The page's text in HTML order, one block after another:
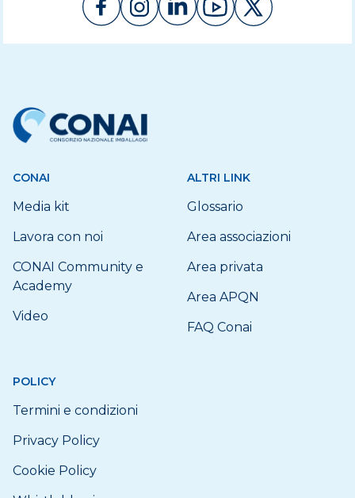
CONAI
Media kit
Lavora con noi
CONAI Community e
Academy
Video
ALTRI LINK
Glossario
Area associazioni
Area privata
Area APQN
FAQ Conai
POLICY
Termini e condizioni
Privacy Policy
Cookie Policy